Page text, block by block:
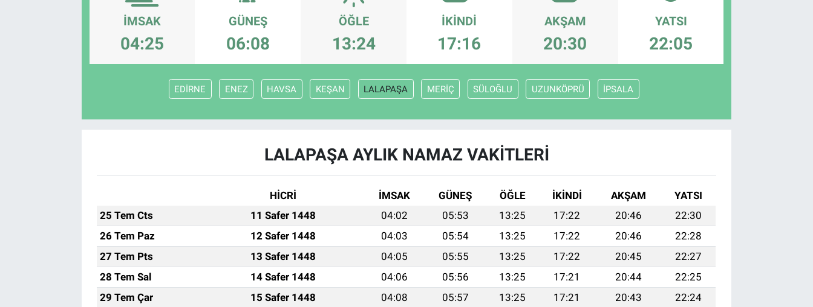
İMSAK
04:25
GÜNEŞ
06:08
ÖĞLE
13:24
İKINDI
17:16
AKŞAM
20:30
YATSI
22:05
EDİRNE ENEZ HAVSA KEŞAN LALAPAŞA MERİÇ SÜLOĞLU UZUNKÖPRÜ İPSALA
LALAPAŞA AYLIK NAMAZ VAKITLERI
HİCRİ İMSAK GÜNEŞ ÖĞLE İKINDI AKŞAM
YATSI
25 Tem Cts
11 Safer 1448 04:02 05:53 13:25 17:22 20:46
22:30
26 Tem Paz
12 Safer 1448 04:03 05:54 13:25 17:22 20:46
22:28
27 Tem Pts
13 Safer 1448 04:05 05:55 13:25 17:22 20:45
22:27
28 Tem Sal
14 Safer 1448 04:06 05:56 13:25 17:21 20:44
22:25
29 Tem Çar
15 Safer 1448 04:08 05:57 13:25 17:21 20:43
22:24